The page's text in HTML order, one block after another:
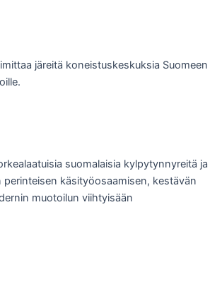
järeitä koneistuskeskuksia Suomeen
suomalaisia kylpytynnyreitä ja
perinteisen käsityöosaamisen, kestävän
muotoilun viihtyisään